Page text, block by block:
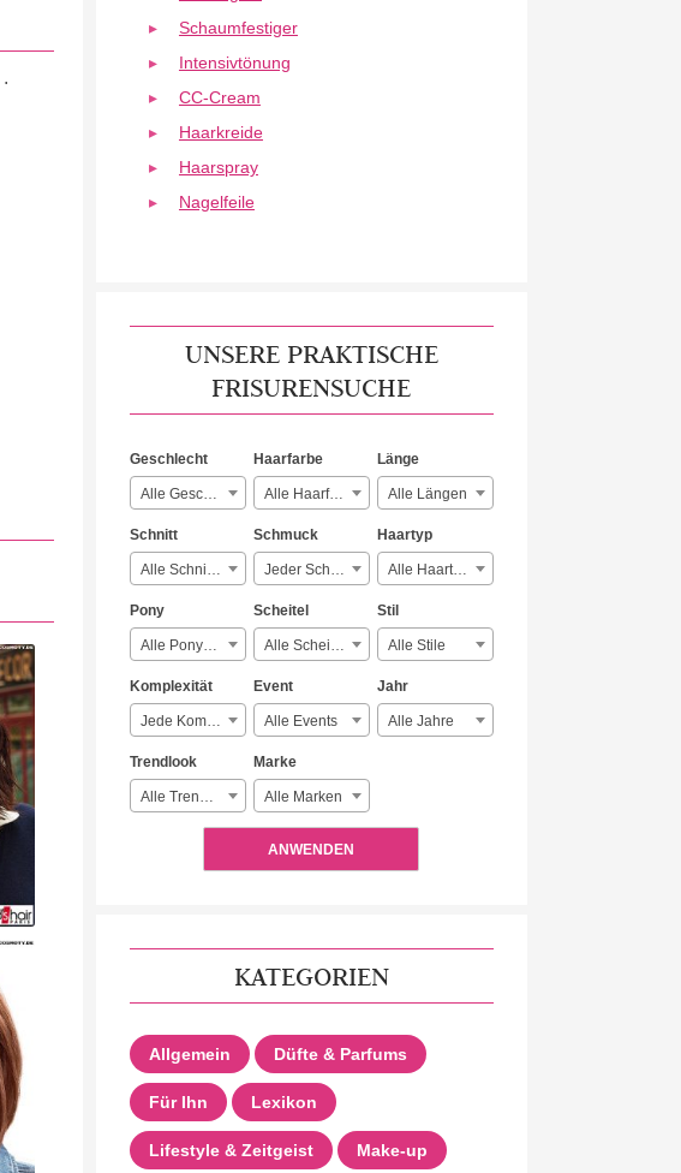
⋅
Schaumfestiger
Intensivtönung
CC-Cream
Haarkreide
Haarspray
Nagelfeile
UNSERE PRAKTISCHE
FRISURENSUCHE
Geschlecht
Alle Geschlechter
Haarfarbe
Alle Haarfarben
Länge
Alle Längen
Schnitt
Alle Schnitte
Schmuck
Jeder Schmuck
Haartyp
Alle Haartypen
Pony
Alle Ponyarten
Scheitel
Alle Scheitelarten
Stil
Alle Stile
Komplexität
Jede Komplexität
Event
Alle Events
Jahr
Alle Jahre
Trendlook
Alle Trendlooks
Marke
Alle Marken
ANWENDEN
KATEGORIEN
Allgemein Düfte & Parfums
Für Ihn Lexikon
Lifestyle & Zeitgeist Make-up